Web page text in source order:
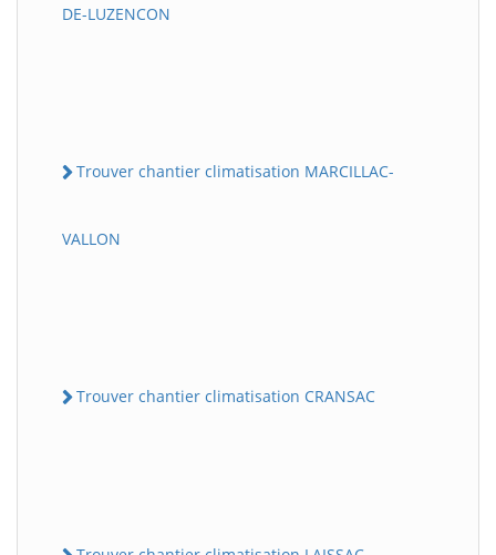
DE-LUZENCON
Trouver chantier climatisation MARCILLAC-
VALLON
Trouver chantier climatisation CRANSAC